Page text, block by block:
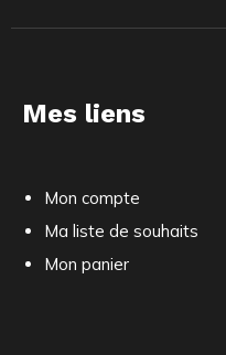
Mes liens
Mon compte
Ma liste de souhaits
Mon panier